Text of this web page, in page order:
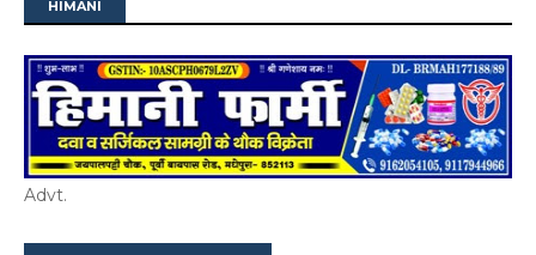
HIMANI
Advt.